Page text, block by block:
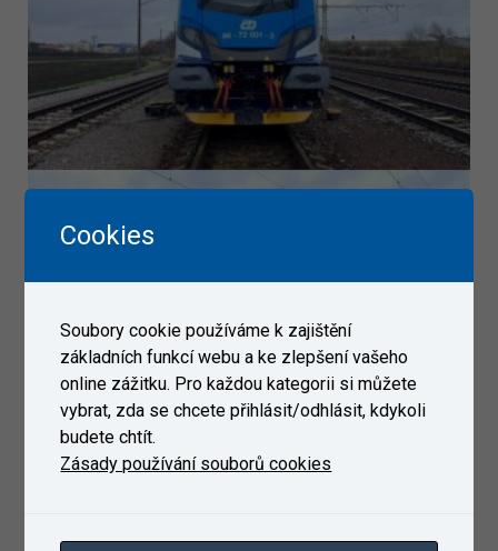
Cookies
Soubory cookie používáme k zajištění
základních funkcí webu a ke zlepšení vašeho
online zážitku. Pro každou kategorii si můžete
vybrat, zda se chcete přihlásit/odhlásit, kdykoli
budete chtít.
Zásady používání souborů cookies